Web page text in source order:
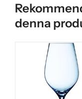
denna